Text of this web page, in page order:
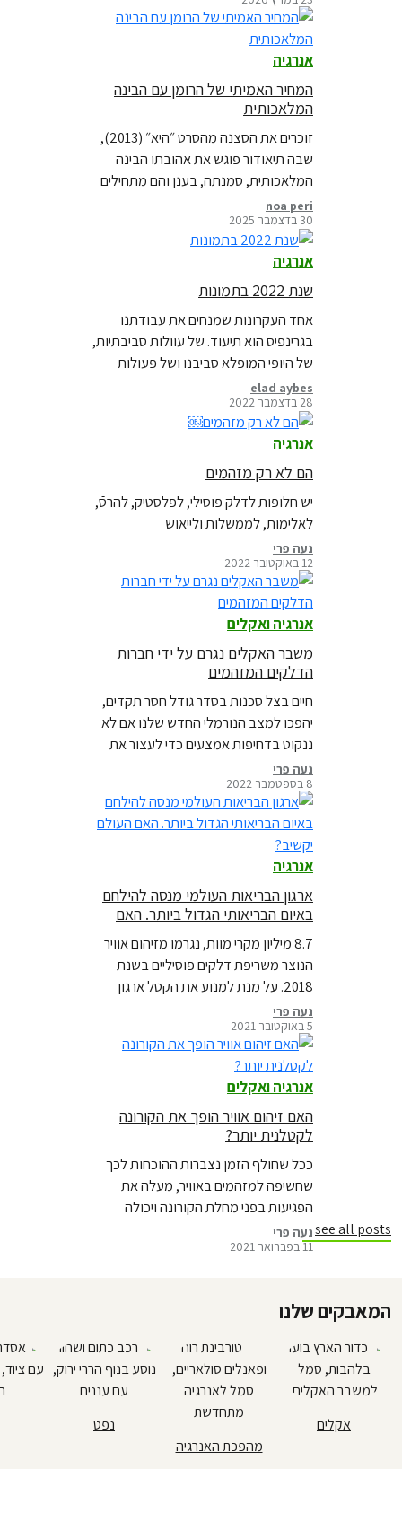
גז, צינורות שינוע או תחנות כוח. האויבים
אולי יכולים לאיים על תחנות הכוח ואסדות
הגז שלנו, אבל הם לעולם לא יוכלו לכבות
את…
אנרגיה
המחיר האמיתי של הרומן עם הבינה
המלאכותית
זוכרים את הסצנה מהסרט ״היא״ (2013),
שבה תיאודור פוגש את אהובתו הבינה
המלאכותית, סמנתה, בענן והם מתחילים
רומן דרך שיחות אינסופיות? אז, כשהסרט
רק יצא, התפתחות סיפור האהבה הזה
נראתה עדיין רחוקה מהמציאות, אולם
הצ׳אט ואף שימוש בו לתמיכה רגשית,
מלווה אותנו בכל אפליקציה,…
noa peri
30 בדצמבר 2025
אנרגיה
שנת 2022 בתמונות
אחד העקרונות שמנחים את עבודתנו
בגרינפיס הוא תיעוד. של עוולות סביבתיות,
של היופי המופלא סביבנו ושל פעולות
אמיצות של אנשים שהחליטו לעשות.
אספנו עבורכם מקבץ מהתמונות האלו
שהן רק מבחר קטן מתוך שלל הדברים
אותם תיעדנו השנה. כנסו לצפות באוסף
המלא ומעורר השראה ולחוש תקווה
והשראה מהמאבקים הבלתי פוסקים למען
האנושות וכדור הארץ.
elad aybes
28 בדצמבר 2022
אנרגיה
הם לא רק מזהמים￼
יש חלופות לדלק פוסילי, לפלסטיק, להרסֿ,
לאלימות, לממשלות ולייאוש
נעה פרי
12 באוקטובר 2022
אנרגיה ואקלים
משבר האקלים נגרם על ידי חברות
הדלקים המזהמים
חיים בצל סכנות בסדר גודל חסר תקדים,
יהפכו למצב הנורמלי החדש שלנו אם לא
ננקוט בדחיפות אמצעים כדי לעצור את
משבר האקלים הנגרם ברובו עקב השימוש
בדלקי מאובנים. מהודו ופקיסטן, דרך
קנדה, ארה״ב ואירופה ועד סין, רוסיה
ואפילו החוג הארקטי, באביב ובקיץ 2022,
יבשות, רבים מהם במקביל.
נעה פרי
8 בספטמבר 2022
אנרגיה
ארגון הבריאות העולמי מנסה להילחם
באיום הבריאותי הגדול ביותר. האם
העולם יקשיב?
8.7 מיליון מקרי מוות, נגרמו מזיהום אוויר
הנוצר משריפת דלקים פוסיליים בשנת
2018. על מנת למנוע את הקטל ארגון
הבריאות העולמי מחמיר את הנחיותיו
בנושא
נעה פרי
5 באוקטובר 2021
אנרגיה ואקלים
האם זיהום אוויר הופך את הקורונה
לקטלנית יותר?
ככל שחולף הזמן נצברות ההוכחות לכך
שחשיפה למזהמים באוויר, מעלה את
הפגיעות בפני מחלת הקורונה ויכולה
להשפיע לשלילה הן על סיכויי ההידבקות
והן על חומרת המחלה ואחוזי התמותה
לזיהום האוויר
נעה פרי
11 בפברואר 2021
see all posts
המאבקים שלנו
אקלים
מהפכת האנרגיה
נפט